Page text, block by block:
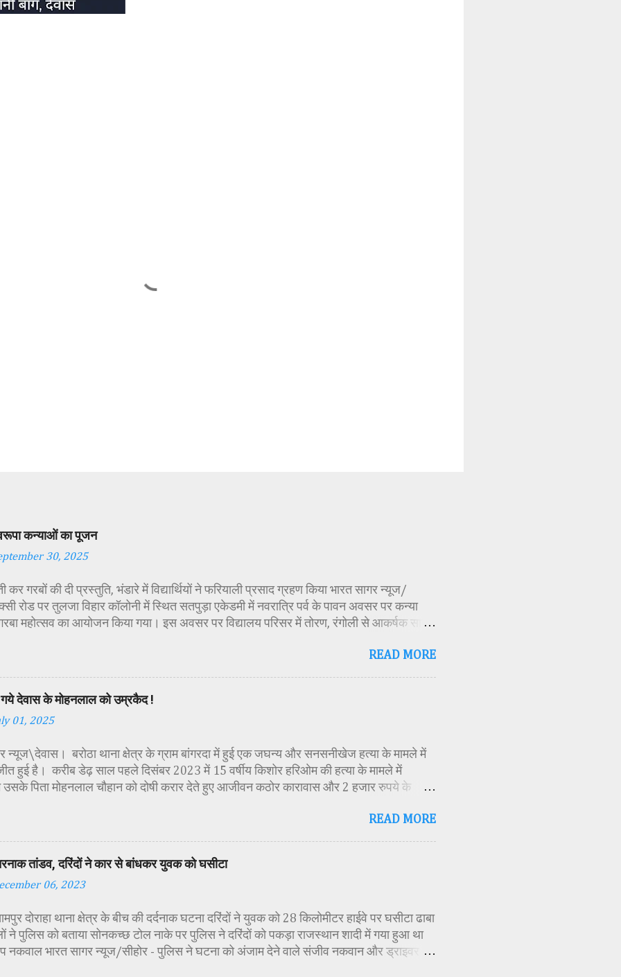
कन्याओं का पूजन
30, 2025
कर गरबों की दी प्रस्तुति, भंडारे में विद्यार्थियों ने फरियाली प्रसाद ग्रहण किया भारत सागर न्यूज/
रोड पर तुलजा विहार कॉलोनी में स्थित सतपुड़ा एकेडमी में नवरात्रि पर्व के पावन अवसर पर कन्या
महोत्सव का आयोजन किया गया। इस अवसर पर विद्यालय परिसर में तोरण, रंगोली से आकर्षक साज-
पॉलिटेक्निक कॉलेज प्राचार्य डा. सोनल भाटी, वैभव विहार शिक्षा समिति अध्यक्ष एवं भाजपा जिला
यादव, महिला बाल विकास विभाग पर्यवेक्षक कविता ठाकुर ने मातारानी की मूर्ति एवं अखंड ज्योत का
पूजन-अर्चन किया। पं. मयंक द्विवेदी के आचार्यत्व में वैदिक मंत्रोच्चार के बीच देवी शक्ति स्वरूपा
विधिविधान पूर्वक पूजन-अर्चन किया गया। कार्यक्रम में अतिथिजनों ने वैदिक मंत्रोच्चार के बीच देवी
READ MORE
देवास के मोहनलाल को उम्रकैद !
01, 2025
न्यूज\देवास। बरोठा थाना क्षेत्र के ग्राम बांगरदा में हुई एक जघन्य और सनसनीखेज हत्या के मामले में
हुई है। करीब डेढ़ साल पहले दिसंबर 2023 में 15 वर्षीय किशोर हरिओम की हत्या के मामले में
पिता मोहनलाल चौहान को दोषी करार देते हुए आजीवन कठोर कारावास और 2 हजार रुपये के
था। शव की हालत देख कर ही यह स्पष्ट हो गया था, कि हत्या बेहद नृशंस तरीके से की गई है। जांच के
परेशान होकर आरोपी पिता ने अपने ही बेटे को रास्ते से हटाने की योजना बनाई और हत्या को अंजाम
जांच में पता चला कि मोहनलाल ने पहले बेटे का गला रस्सी से घोंटा, फिर दराते से उसके दोनों हाथ काट
को बोरवेल में फेंक दिया, ताकि सबूत छिपाया जा सके। यह भी पढ़े :
को देख...
READ MORE
तांडव, दरिंदों ने कार से बांधकर युवक को घसीटा
06, 2023
दोराहा थाना क्षेत्र के बीच की दर्दनाक घटना दरिंदों ने युवक को 28 किलोमीटर हाईवे पर घसीटा ढाबा
ने पुलिस को बताया सोनकच्छ टोल नाके पर पुलिस ने दरिंदों को पकड़ा राजस्थान शादी में गया हुआ था
नकवाल भारत सागर न्यूज/सीहोर - पुलिस ने घटना को अंजाम देने वाले संजीव नकवान और ड्राइवर